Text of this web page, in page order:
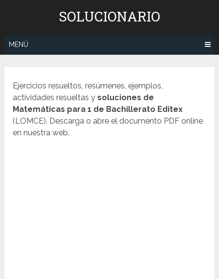
SOLUCIONARIO
MENÚ
Ejercicios resueltos, resúmenes, ejemplos,
actividades resueltas ysoluciones de
Matemáticas para 1 de Bachillerato Editex
(LOMCE). Descarga o abre el documento PDF online
en nuestra web.